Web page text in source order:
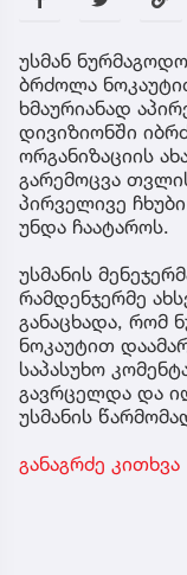
უსმან
ბრძოლა
ხმაურიანად
დივიზიონში
ორგანიზაციის
გარემოცვა
პირველივე
უნდა ჩაატაროს.
უსმანის
რამდენჯერმე
განაცხადა, რომ
ნოკაუტით
საპასუხო
გავრცელდა და
უსმანის
განაგრძე კითხვა